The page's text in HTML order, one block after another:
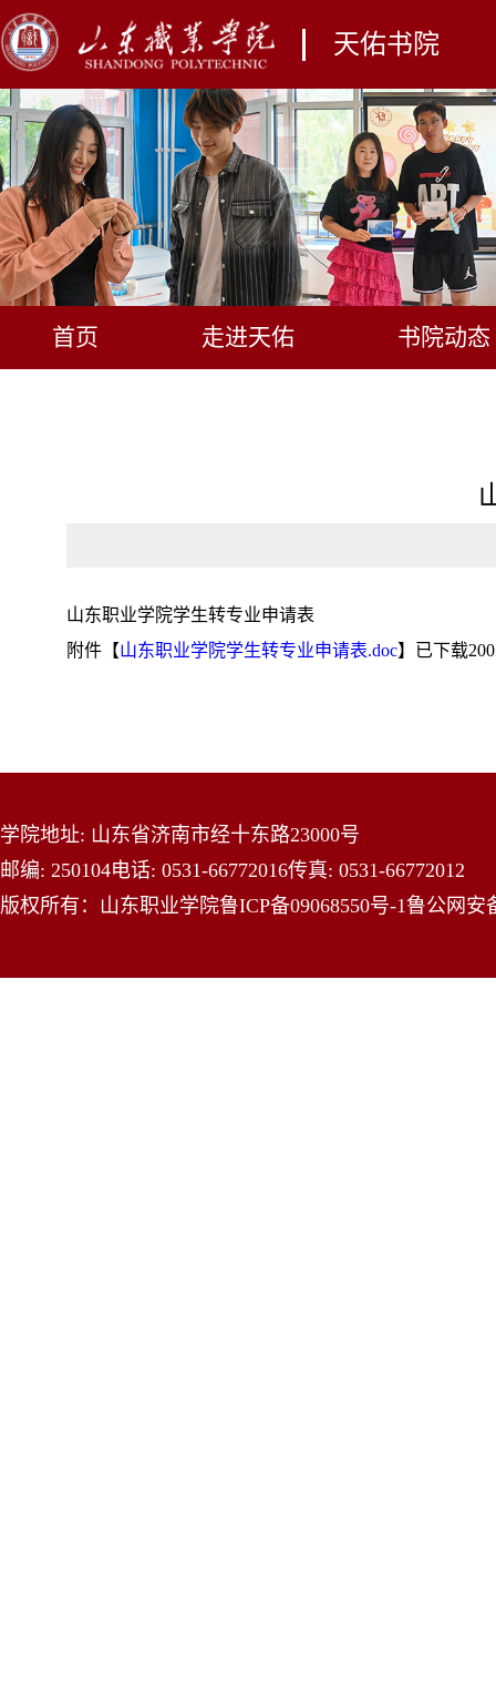
天佑书院
首页 走进天佑 书院动态
山东职业学院学生转专业申请表
附件【山东职业学院学生转专业申请表.doc】已下载200
学院地址: 山东省济南市经十东路23000号
邮编: 250104电话: 0531-66772016传真: 0531-66772012
版权所有：山东职业学院鲁ICP备09068550号-1鲁公网安